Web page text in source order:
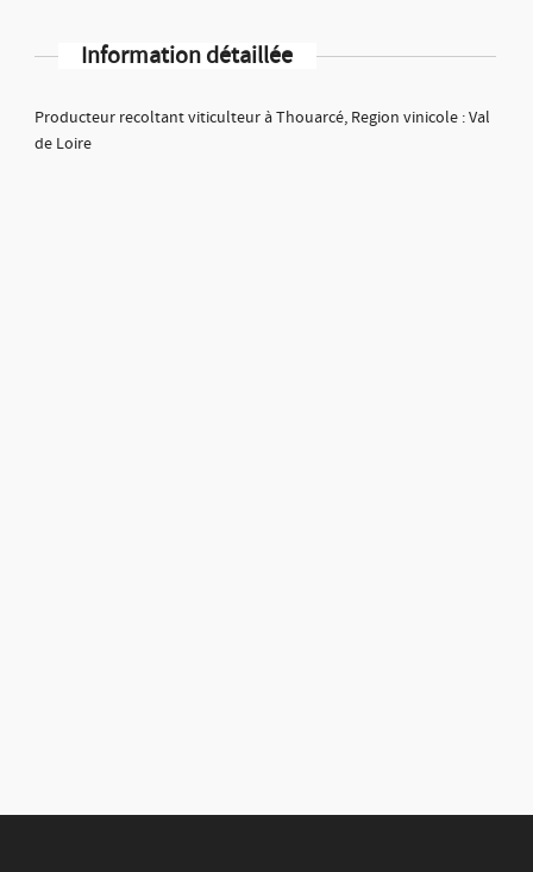
Information détaillée
Producteur recoltant viticulteur à Thouarcé, Region vinicole : Val
de Loire